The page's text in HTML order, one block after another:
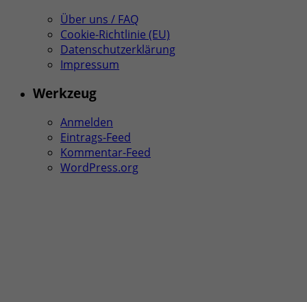
Über uns / FAQ
Cookie-Richtlinie (EU)
Datenschutzerklärung
Impressum
Werkzeug
Anmelden
Eintrags-Feed
Kommentar-Feed
WordPress.org